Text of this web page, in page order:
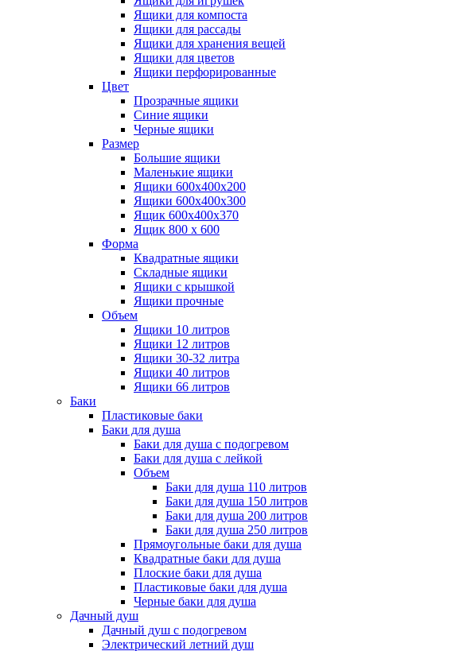
Ящики для компоста
Ящики для рассады
Ящики для хранения вещей
Ящики для цветов
Ящики перфорированные
Цвет
Прозрачные ящики
Синие ящики
Черные ящики
Размер
Большие ящики
Маленькие ящики
Ящики 600х400х200
Ящики 600х400х300
Ящик 600х400х370
Ящик 800 х 600
Форма
Квадратные ящики
Складные ящики
Ящики с крышкой
Ящики прочные
Объем
Ящики 10 литров
Ящики 12 литров
Ящики 30-32 литра
Ящики 40 литров
Ящики 66 литров
Баки
Пластиковые баки
Баки для душа
Баки для душа с подогревом
Баки для душа с лейкой
Объем
Баки для душа 110 литров
Баки для душа 150 литров
Баки для душа 200 литров
Баки для душа 250 литров
Прямоугольные баки для душа
Квадратные баки для душа
Плоские баки для душа
Пластиковые баки для душа
Черные баки для душа
Дачный душ
Дачный душ с подогревом
Электрический летний душ